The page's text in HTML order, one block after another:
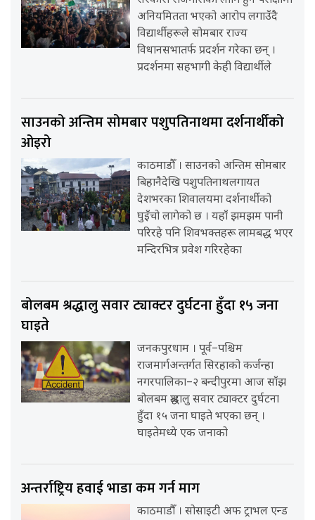
अनियमितता भएको आरोप लगाउँदै
विद्यार्थीहरूले सोमबार राज्य
विधानसभातर्फ प्रदर्शन गरेका छन् ।
प्रदर्शनमा सहभागी केही विद्यार्थीले
साउनको अन्तिम सोमबार पशुपतिनाथमा दर्शनार्थीको
ओइरो
काठमाडौँ । साउनको अन्तिम सोमबार
बिहानैदेखि पशुपतिनाथलगायत
देशभरका शिवालयमा दर्शनार्थीको
घुइँचो लागेको छ । यहाँ झमझम पानी
परिरहे पनि शिवभक्तहरू लामबद्ध भएर
मन्दिरभित्र प्रवेश गरिरहेका
बोलबम श्रद्धालु सवार ट्याक्टर दुर्घटना हुँदा १५ जना
घाइते
जनकपुरधाम । पूर्व–पश्चिम
राजमार्गअन्तर्गत सिरहाको कर्जन्हा
नगरपालिका–२ बन्दीपुरमा आज साँझ
बोलबम श्रद्धालु सवार ट्याक्टर दुर्घटना
हुँदा १५ जना घाइते भएका छन् ।
घाइतेमध्ये एक जनाको
अन्तर्राष्ट्रिय हवाई भाडा कम गर्न माग
काठमाडौँ । सोसाइटी अफ ट्राभल एन्ड